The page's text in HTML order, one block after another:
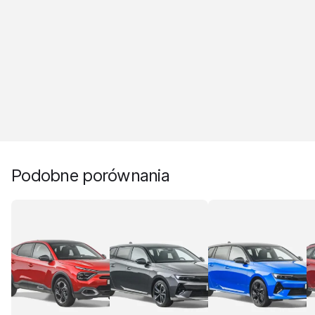
Podobne porównania